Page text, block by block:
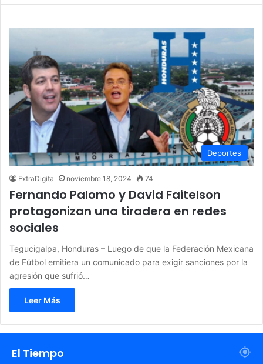
Deportes
ExtraDigita noviembre 18, 2024 74
Fernando Palomo y David Faitelson
protagonizan una tiradera en redes
sociales
Tegucigalpa, Honduras – Luego de que la Federación Mexicana
de Fútbol emitiera un comunicado para exigir sanciones por la
agresión que sufrió…
Leer Más
El Tiempo